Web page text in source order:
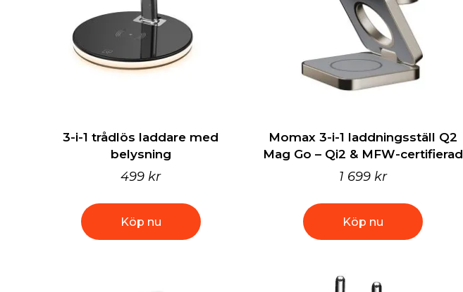
3-i-1 trådlös laddare med
belysning
499 kr
Köp nu
Momax 3-i-1 laddningsställ Q2
Mag Go – Qi2 & MFW-certifierad
1 699 kr
Köp nu